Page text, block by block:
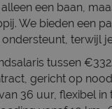
een baan,
We bieden een
terwijl
tussen
gericht op
36 uur, flexibel in